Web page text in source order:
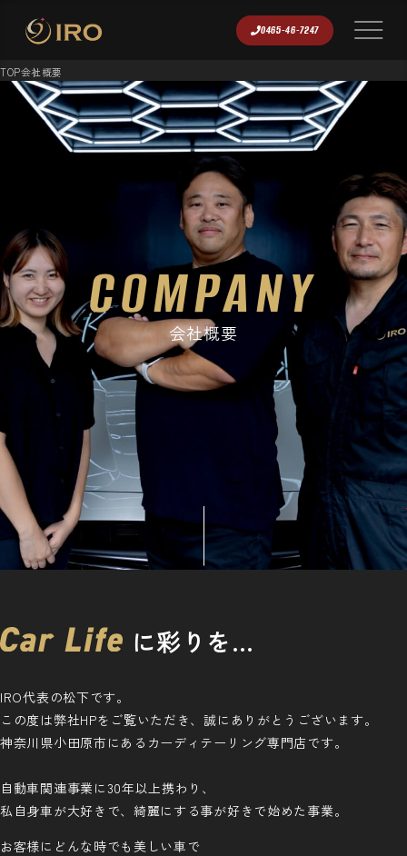
0465-46-7247
TOP会社概要
COMPANY
会社概要
に彩りを…
IRO代表の松下です。
この度は弊社HPをご覧いただき、誠にありがとうございます。
神奈川県小田原市にあるカーディテーリング専門店です。
自動車関連事業に30年以上携わり、
私自身車が大好きで、綺麗にする事が好きで始めた事業。
お客様にどんな時でも美しい車で